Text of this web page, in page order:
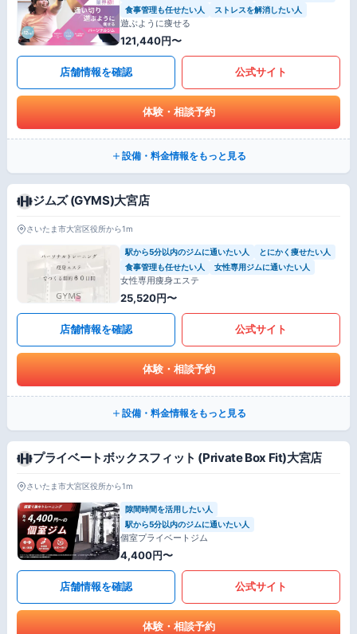
食事管理も任せたい人
ストレスを解消したい人
遊ぶように痩せる
121,440円〜
店舗情報を確認 公式サイト
体験・相談予約
設備・料金情報をもっと見る
ジムズ (GYMS)大宮店
さいたま市大宮区役所から1m
駅から5分以内のジムに通いたい人
とにかく痩せたい人
食事管理も任せたい人
女性専用ジムに通いたい人
女性専用痩身エステ
25,520円〜
店舗情報を確認 公式サイト
体験・相談予約
設備・料金情報をもっと見る
プライベートボックスフィット (Private Box Fit)大宮店
さいたま市大宮区役所から1m
隙間時間を活用したい人
駅から5分以内のジムに通いたい人
個室プライベートジム
4,400円〜
店舗情報を確認 公式サイト
体験・相談予約